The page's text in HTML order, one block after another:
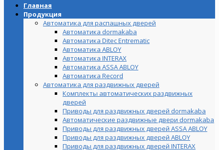
Главная
Продукция
Автоматика для распашных дверей
Автоматика dormakaba
Автоматика Ditec Entrematic
Автоматика ABLOY
Автоматика INTERAX
Автоматика ASSA ABLOY
Автоматика Record
Автоматика для раздвижных дверей
Комплекты автоматических раздвижных
дверей
Приводы для раздвижных дверей dormakaba
Автоматические раздвижные двери dormakaba
Приводы для раздвижных дверей ASSA ABLOY
Приводы для раздвижных дверей ABLOY
Приводы для раздвижных дверей INTERAX